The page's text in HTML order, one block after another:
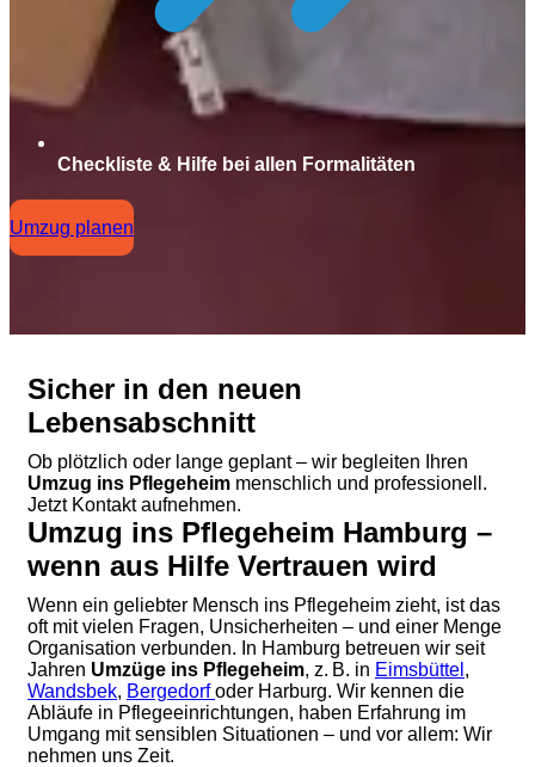
Checkliste & Hilfe bei allen Formalitäten
Umzug planen
Sicher in den neuen
Lebensabschnitt
Ob plötzlich oder lange geplant – wir begleiten Ihren
Umzug ins Pflegeheim menschlich und professionell.
Jetzt Kontakt aufnehmen.
Umzug ins Pflegeheim Hamburg –
wenn aus Hilfe Vertrauen wird
Wenn ein geliebter Mensch ins Pflegeheim zieht, ist das
oft mit vielen Fragen, Unsicherheiten – und einer Menge
Organisation verbunden. In Hamburg betreuen wir seit
Jahren Umzüge ins Pflegeheim, z. B. in Eimsbüttel ,
Wandsbek, Bergedorfoder Harburg. Wir kennen die
Abläufe in Pflegeeinrichtungen, haben Erfahrung im
Umgang mit sensiblen Situationen – und vor allem: Wir
nehmen uns Zeit.